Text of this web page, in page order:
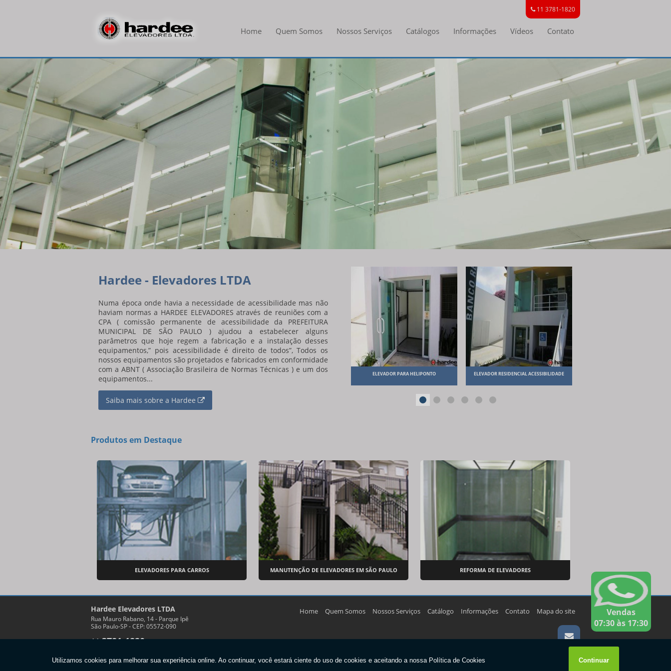
Home Quem Somos Nossos Serviços Catálogos Informações Vídeos Contato
11 3781-1820
Hardee - Elevadores LTDA
Numa época onde havia a necessidade de acessibilidade mas não
haviam normas a HARDEE ELEVADORES através de reuniões com a
CPA ( comissão permanente de acessibilidade da PREFEITURA
MUNICIPAL DE SÃO PAULO ) ajudou a estabelecer alguns
parâmetros que hoje regem a fabricação e a instalação desses
equipamentos,” pois acessibilidade é direito de todos”, Todos os
nossos equipamentos são projetados e fabricados em conformidade
com a ABNT ( Associação Brasileira de Normas Técnicas ) e um dos
equipamentos...
Saiba mais sobre a Hardee
COMPRAR ELEVADOR COMERCIAL ELEVADOR PARA HELIPONTO ELEVADOR RESIDENCIAL ACESSIBILIDADE
Produtos em Destaque
ELEVADORES PARA CARROS MANUTENÇÃO DE ELEVADORES EM SÃO PAULO REFORMA DE ELEVADORES
Hardee Elevadores LTDA
Rua Mauro Rabano, 14 - Parque Ipê
São Paulo-SP - CEP: 05572-090
113781-1820
Home Quem Somos Nossos Serviços Catálogo Informações Contato Mapa do site
Vendas
07:30 às 17:30